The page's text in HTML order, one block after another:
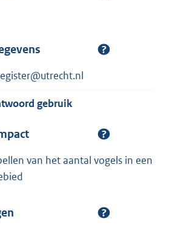
gebruik
van het aantal vogels in een